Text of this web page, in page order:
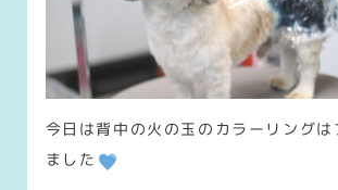
今日は背中の火の玉のカラーリングは
ました